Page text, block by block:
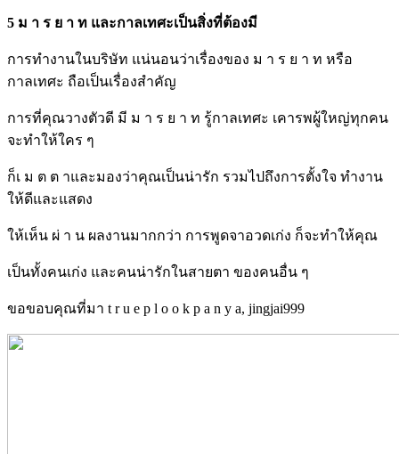
5 ม า ร ย า ท และกาลเทศะเป็นสิ่งที่ต้องมี
การทำงานในบริษัท แน่นอนว่าเรื่องของ ม า ร ย า ท หรือ
กาลเทศะ ถือเป็นเรื่องสำคัญ
การที่คุณวางตัวดี มี ม า ร ย า ท รู้กาลเทศะ เคารพผู้ใหญ่ทุกคน
จะทำให้ใคร ๆ
ก็เ ม ต ต าและมองว่าคุณเป็นน่ารัก รวมไปถึงการตั้งใจ ทำงาน
ให้ดีและแสดง
ให้เห็น ผ่ า น ผลงานมากกว่า การพูดจาอวดเก่ง ก็จะทำให้คุณ
เป็นทั้งคนเก่ง และคนน่ารักในสายตา ของคนอื่น ๆ
ขอขอบคุณที่มา t r u e p l o o k p a n y a, jingjai999